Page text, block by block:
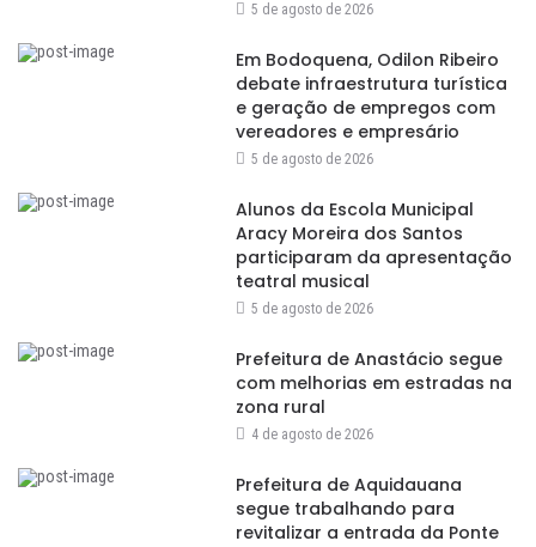
5 de agosto de 2026
Em Bodoquena, Odilon Ribeiro
debate infraestrutura turística
e geração de empregos com
vereadores e empresário
5 de agosto de 2026
Alunos da Escola Municipal
Aracy Moreira dos Santos
participaram da apresentação
teatral musical
5 de agosto de 2026
Prefeitura de Anastácio segue
com melhorias em estradas na
zona rural
4 de agosto de 2026
Prefeitura de Aquidauana
segue trabalhando para
revitalizar a entrada da Ponte